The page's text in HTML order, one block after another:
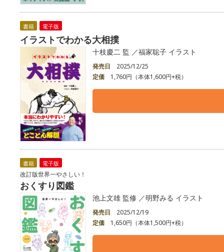
書籍 電子版
イラストでわかる大相撲
十枝慶二 監 ／福家聡子 イラスト
発売日
2025/12/25
定価
1,760円（本体1,600円+税）
書籍 電子版
改訂版世界一やさしい！
おくすり図鑑
池上文雄 監修 ／明野みる イラスト
発売日
2025/12/19
定価
1,650円（本体1,500円+税）